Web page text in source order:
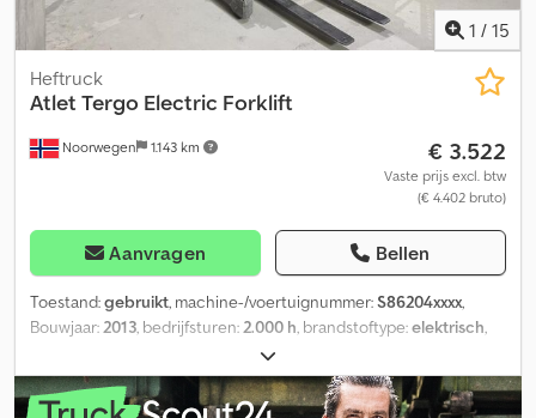
1 / 15
Noorwegen 1.143 km
Heftruck
Atlet Tergo Electric Forklift
€ 3.522
Vaste prijs excl. btw
(€ 4.402 bruto)
Aanvragen Bellen
Toestand:gebruikt, machine-/voertuignummer:S86204xxxx,
Bouwjaar:2013, bedrijfsturen:2.000 h, brandstoftype:elektrisch,
Gelieve het referentienummer te vermelden bij aanvraag: 22448
Specificaties: Bouwjaar: 2013 Bedrijfsuren: Volgens eigenaar circa
2.000 uur. Urenteller is blijven staan. Elektrisch Gewicht: 748 kg 48